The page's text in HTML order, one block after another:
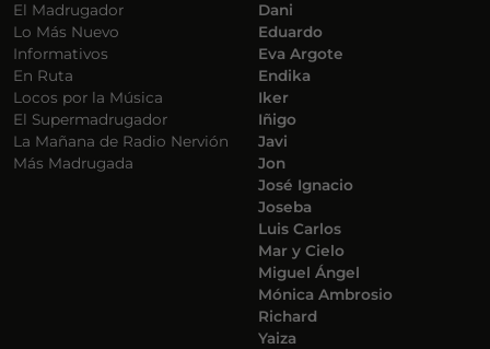
El Madrugador
Lo Más Nuevo
Informativos
En Ruta
Locos por la Música
El Supermadrugador
La Mañana de Radio Nervión
Más Madrugada
Dani
Eduardo
Eva Argote
Endika
Iker
Iñigo
Javi
Jon
José Ignacio
Joseba
Luis Carlos
Mar y Cielo
Miguel Ángel
Mónica Ambrosio
Richard
Yaiza